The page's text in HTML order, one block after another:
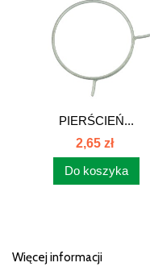
PIERŚCIEŃ...
2,65 zł
Do koszyka
Więcej informacji